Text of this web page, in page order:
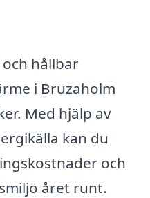
hållbar
i Bruzaholm
Med hjälp av
kan du
och
året runt.